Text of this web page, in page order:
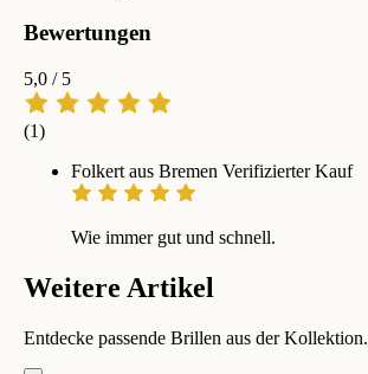
Bewertungen
5,0 / 5
(1)
Folkert aus Bremen Verifizierter Kauf
Wie immer gut und schnell.
Weitere Artikel
Entdecke passende Brillen aus der Kollektion.